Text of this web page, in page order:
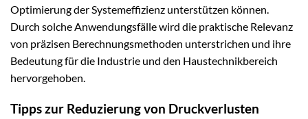
Optimierung der Systemeffizienz unterstützen können.
Durch solche Anwendungsfälle wird die praktische Relevanz
von präzisen Berechnungsmethoden unterstrichen und ihre
Bedeutung für die Industrie und den Haustechnikbereich
hervorgehoben.
Tipps zur Reduzierung von Druckverlusten